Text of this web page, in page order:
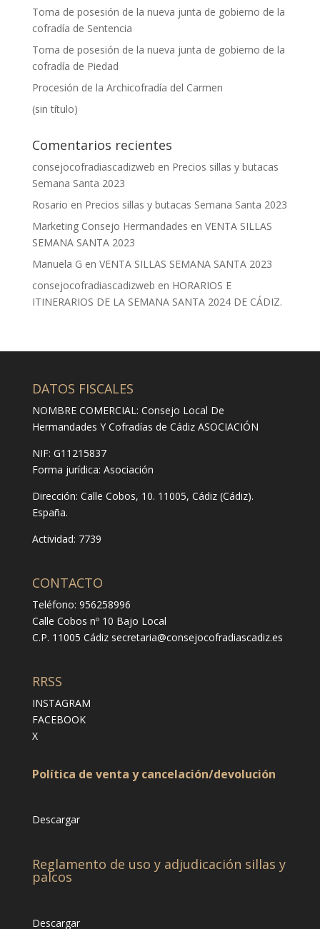
Toma de posesión de la nueva junta de gobierno de la
cofradía de Sentencia
Toma de posesión de la nueva junta de gobierno de la
cofradía de Piedad
Procesión de la Archicofradía del Carmen
(sin título)
Comentarios recientes
consejocofradiascadizweb en Precios sillas y butacas
Semana Santa 2023
Rosario en Precios sillas y butacas Semana Santa 2023
Marketing Consejo Hermandades en VENTA SILLAS
SEMANA SANTA 2023
Manuela G en VENTA SILLAS SEMANA SANTA 2023
consejocofradiascadizweb en HORARIOS E
ITINERARIOS DE LA SEMANA SANTA 2024 DE CÁDIZ.
DATOS FISCALES
NOMBRE COMERCIAL: Consejo Local De
Hermandades Y Cofradías de Cádiz ASOCIACIÓN
NIF: G11215837
Forma jurídica: Asociación
Dirección: Calle Cobos, 10. 11005, Cádiz (Cádiz).
España.
Actividad: 7739
CONTACTO
Teléfono: 956258996
Calle Cobos nº 10 Bajo Local
C.P. 11005 Cádiz secretaria@consejocofradiascadiz.es
RRSS
INSTAGRAM
FACEBOOK
X
Política de venta y cancelación/devolución
Descargar
Reglamento de uso y adjudicación sillas y
palcos
Descargar